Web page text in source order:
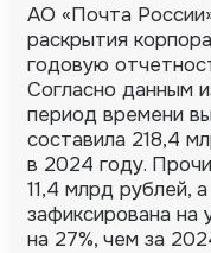
АО «Почта
раскрытия
годовую
Согласно данным
период времени
составила 218,4
в 2024 году.
11,4 млрд рублей,
зафиксирована на
на 27%, чем за